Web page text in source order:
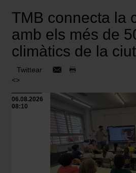
TMB connecta la
amb els més de
climàtics de la
Twittear
<>
06.08.2026
08:10